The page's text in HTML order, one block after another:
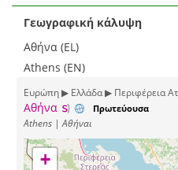
Γεωγραφική κάλυψη
Αθήνα (EL)
Athens (EN)
Ευρώπη ▶ Ελλάδα ▶ Περιφέρεια
Αθήνα Πρωτεύουσα
Athens | Αθήναι
+